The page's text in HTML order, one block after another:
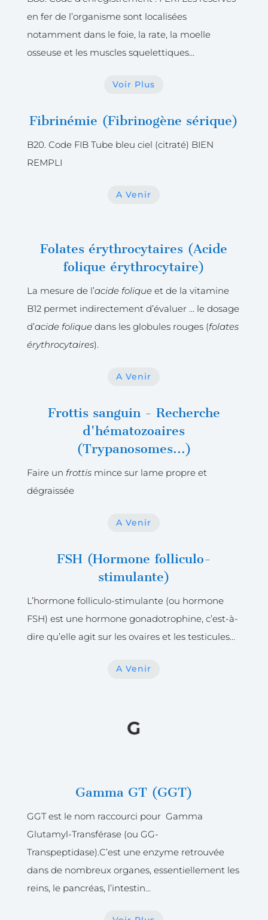
en fer de l’organisme sont localisées
notamment dans le foie, la rate, la moelle
osseuse et les muscles squelettiques…
Voir Plus
Fibrinémie (Fibrinogène sérique)
B20. Code FIB Tube bleu ciel (citraté) BIEN
REMPLI
A Venir
Folates érythrocytaires (Acide
folique érythrocytaire)
La mesure de l’acide foliqueet de la vitamine
B12 permet indirectement d’évaluer … le dosage
d’acide foliquedans les globules rouges (folates
érythrocytaires).
A Venir
Frottis sanguin - Recherche
d'hématozoaires
(Trypanosomes...)
Faire un frottismince sur lame propre et
dégraissée
A Venir
FSH (Hormone folliculo-
stimulante)
L’hormone folliculo-stimulante (ou hormone
FSH) est une hormone gonadotrophine, c’est-à-
dire qu’elle agit sur les ovaires et les testicules…
A Venir
G
Gamma GT (GGT)
GGT est le nom raccourci pour Gamma
Glutamyl-Transférase (ou GG-
Transpeptidase).C’est une enzyme retrouvée
dans de nombreux organes, essentiellement les
reins, le pancréas, l’intestin…